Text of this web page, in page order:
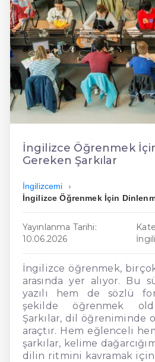
İngilizce
Dil Eğitimi
En Hızlı İngilizce
En Kolay İngilizce
En Ucuz İngilizce
En Uygun İngilizce
Hızlı İngilizce
İngilizce Öğrenmek
Gereken Şarkılar
İngilizcemi
İngilizce Öğrenmek İçin
Yayınlanma Tarihi:
10.06.2026
İngilizce öğrenmek,
arasında yer alıyor. Bu
yazılı hem de sözlü
şekilde öğrenmek
Şarkılar, dil öğreniminde
araçtır. Hem eğlenceli
şarkılar, kelime
dilin ritmini kavramak